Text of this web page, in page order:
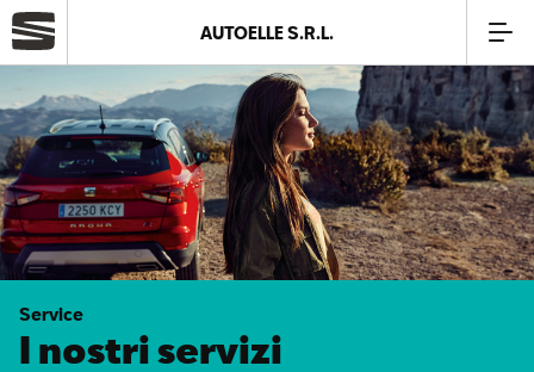
Azienda
Modelli
Offerte
Service
AUTOELLE S.R.L.
Service
I nostri servizi